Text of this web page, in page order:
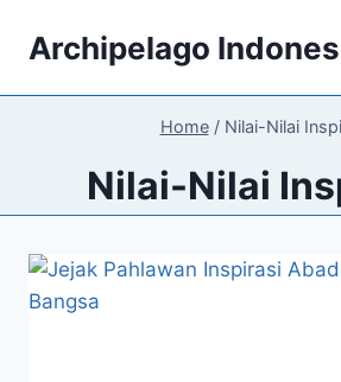
Archipelago
Home / Nilai-Nilai
Nilai-Nilai